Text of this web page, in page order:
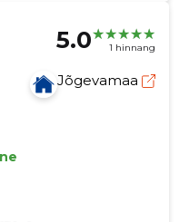
5.0 1 hinnang
Jõgevamaa